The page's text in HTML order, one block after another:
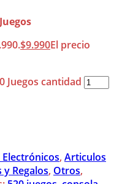
$9.990El precio
Juegos cantidad
, Articulos
y Regalos, Otros,